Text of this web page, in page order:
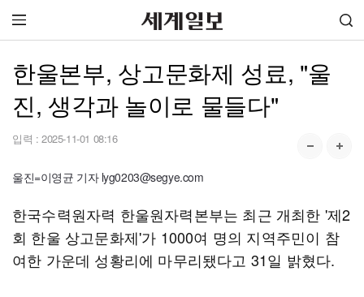
한울본부, 상고문화제 성료, "울
진, 생각과 놀이로 물들다"
입력 : 2025-11-01 08:16
울진=이영균 기자 lyg0203@segye.com
한국수력원자력 한울원자력본부는 최근 개최한 '제2
회 한울 상고문화제'가 1000여 명의 지역주민이 참
여한 가운데 성황리에 마무리됐다고 31일 밝혔다.